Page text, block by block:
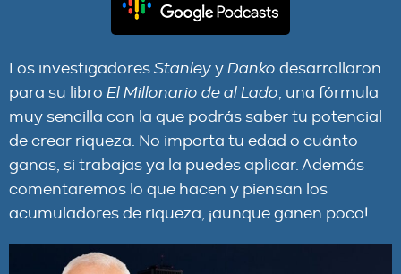
Los investigadores Stanley y Danko desarrollaron
para su libro El Millonario de al Lado, una fórmula
muy sencilla con la que podrás saber tu potencial
de crear riqueza. No importa tu edad o cuánto
ganas, si trabajas ya la puedes aplicar. Además
comentaremos lo que hacen y piensan los
acumuladores de riqueza, ¡aunque ganen poco!